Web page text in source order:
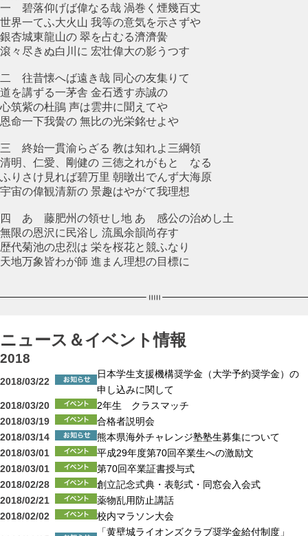
一 碧落仰げば偉なる哉 渦巻く煙幾百丈
世界一てふ大火山 我等の意気を示さずや
銀杏城東龍山の 翠を占むる濟濟黌
滾々尽きぬ白川に 宏壮偉大の影うつす
二 往昔懐へば遠き哉 同心の友集りて
道を講ずる一茅舎 金石透す赤誠の
心筑紫の杜鵑 声は雲井に聞えてや
恩命一下我黌の 無比の光栄銘せよや
三 終始一貫渝らざる 教は知れよ三綱領
清明、仁愛、剛健の 三徳之れがもとゝなる
ふりさけ見れば碧万里 朝暾出でんず大海原
宇宙の偉観清新の 景趣はやがて我理想
四 あゝ藤肥州の領せし地 あゝ感公の治めし土
無限の恩沢に民浴し 流風余韻尚存す
歴代菊池の忠烈は 栄を桜花と競ふなり
天地万象皆わが師 進まん理想の目標に
ニュース＆イベント情報
2018
2018/03/22
日本学生支援機構奨学金（大学予約奨学金）の
申し込みに関して
2018/03/20
2年生 クラスマッチ
2018/03/19
合格者説明会
2018/03/14
熊本県海外チャレンジ塾塾生募集について
2018/03/01
平成29年度第70回卒業生への激励文
2018/03/01
第70回卒業証書授与式
2018/02/28
創立記念式典・表彰式・同窓会入会式
2018/02/21
薬物乱用防止講話
2018/02/02
校内マラソン大会
「黄壁城ライオンズクラブ奨学金給付制度」